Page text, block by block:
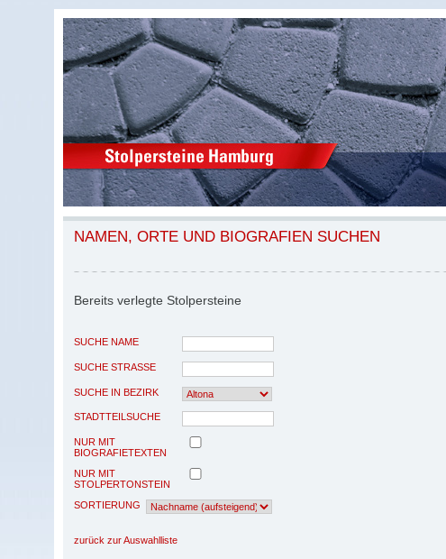
NAMEN, ORTE UND BIOGRAFIEN SUCHEN
Bereits verlegte Stolpersteine
SUCHE NAME
SUCHE STRASSE
SUCHE IN BEZIRK
STADTTEILSUCHE
NUR MIT
BIOGRAFIETEXTEN
NUR MIT
STOLPERTONSTEIN
SORTIERUNG
zurück zur Auswahlliste